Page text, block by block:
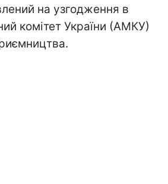
на узгодження в
комітет України (АМКУ)